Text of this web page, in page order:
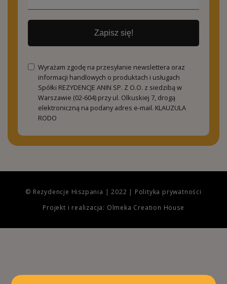
Zapisz się!
Wyrażam zgodę na przesyłanie newslettera oraz
informacji handlowych o produktach i usługach
Spółki REZYDENCJE ANIN SP. Z O.O. z siedzibą w
Warszawie (02-604) przy ul. Olkuskiej 7, drogą
elektroniczną na podany adres e-mail. KLAUZULA
RODO
© Rezydencje Hiszpania | 2022 | Polityka prywatności
Projekt i realizacja: Olmeka Creation House